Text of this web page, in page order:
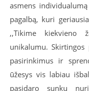
asmens
pagalbą, kuri
,,Tikime kiekvieno
unikalumu.
pasirinkimus ir
ūžesys vis labiau
pasidaro sunku